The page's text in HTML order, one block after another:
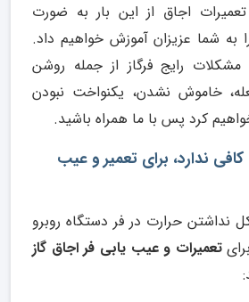
اجاق از این بار به ضورت
به شما عزیزان آموزش خواهیم داد.
رایج فرگاز از جمله روشن
خاموش نشدن، یکنواخت نبودن
کرد پس با ما همراه باشید.
ندارد، برای تعمیر و عیب
نداشتن حرارت در فر دستگاه روبرو
تعمیرات و عیب یابی فر اجاق گاز